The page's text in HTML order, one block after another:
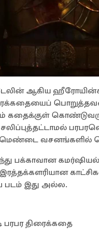
ஆகிய
கதைக்குள்
வசனங்களில்
பக்காவான கமர்ஷியல்
படம் இது அல்ல.
திரைக்கதை